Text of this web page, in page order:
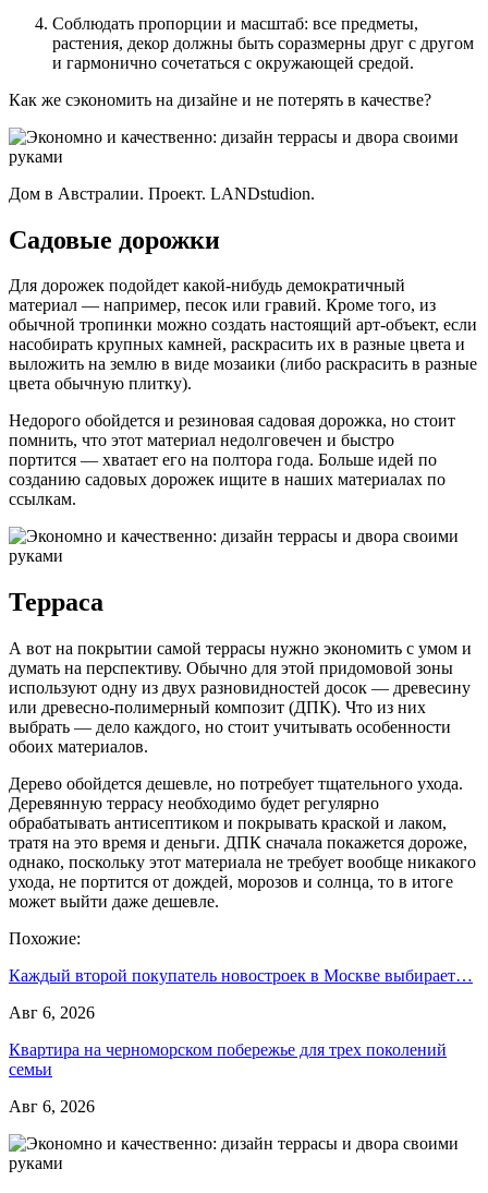
Соблюдать пропорции и масштаб: все предметы,
растения, декор должны быть соразмерны друг с другом
и гармонично сочетаться с окружающей средой.
Как же сэкономить на дизайне и не потерять в качестве?
Дом в Австралии. Проект. LANDstudion.
Садовые дорожки
Для дорожек подойдет какой-нибудь демократичный
материал — например, песок или гравий. Кроме того, из
обычной тропинки можно создать настоящий арт-объект, если
насобирать крупных камней, раскрасить их в разные цвета и
выложить на землю в виде мозаики (либо раскрасить в разные
цвета обычную плитку).
Недорого обойдется и резиновая садовая дорожка, но стоит
помнить, что этот материал недолговечен и быстро
портится — хватает его на полтора года. Больше идей по
созданию садовых дорожек ищите в наших материалах по
ссылкам.
Терраса
А вот на покрытии самой террасы нужно экономить с умом и
думать на перспективу. Обычно для этой придомовой зоны
используют одну из двух разновидностей досок — древесину
или древесно-полимерный композит (ДПК). Что из них
выбрать — дело каждого, но стоит учитывать особенности
обоих материалов.
Дерево обойдется дешевле, но потребует тщательного ухода.
Деревянную террасу необходимо будет регулярно
обрабатывать антисептиком и покрывать краской и лаком,
тратя на это время и деньги. ДПК сначала покажется дороже,
однако, поскольку этот материала не требует вообще никакого
ухода, не портится от дождей, морозов и солнца, то в итоге
может выйти даже дешевле.
Похожие:
Каждый второй покупатель новостроек в Москве выбирает…
Авг 6, 2026
Квартира на черноморском побережье для трех поколений
семьи
Авг 6, 2026